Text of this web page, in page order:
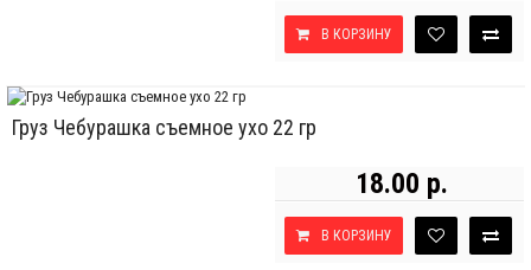
В КОРЗИНУ
Груз Чебурашка съемное ухо 22 гр
18.00 р.
В КОРЗИНУ